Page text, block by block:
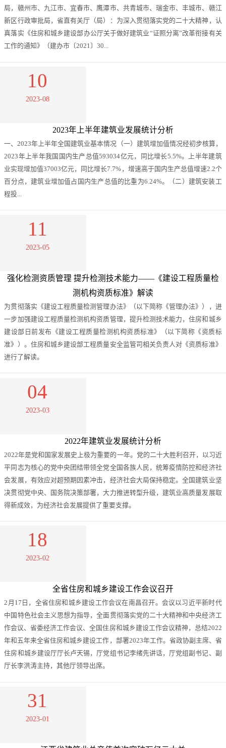
局，赣州市、九江市、宜春市、鹰潭市、共青城市、瑞金市、丰城市、赣江
新区行政审批局，省直有关厅（局）：为深入贯彻落实党的二十大精神，认
真落实《住房和城乡建设部办公厅关于做好建筑业“证照分离”改革衔接有关
工作的通知》（建办市〔2021〕30...
10
2023-08
2023年上半年建筑业发展统计分析
一、2023年上半年全国建筑业基本情况（一）建筑增加值情况经初步核算，
2023年上半年我国国内生产总值593034亿元，同比增长5.5%。上半年建筑
业实现增加值37003亿元，同比增长7.7%，增速高于国内生产总值增速2.2个
百分点，建筑业增加值占国内生产总值的比重为6.24%。（二）建筑安装工
程投...
11
2023-05
强化检测资质管理 提升检测技术能力——《建设工程质量检
测机构资质标准》解读
为贯彻落实《建设工程质量检测管理办法》（以下简称《管理办法》），进
一步加强建设工程质量检测机构资质管理，提升检测技术能力，住房和城乡
建设部日前发布《建设工程质量检测机构资质标准》（以下简称《资质标
准》）。住房和城乡建设部工程质量安全监管司相关负责人对《资质标准》
进行了解读。
04
2023-03
2022年建筑业发展统计分析
2022年是党和国家发展史上极为重要的一年。党的二十大胜利召开，以习近
平同志为核心的党中央团结带领全党全国各族人民，统筹疫情防控和经济社
会发展，有效应对超预期因素冲击，经济社会大局保持稳定。全国建筑业坚
决贯彻党中央、国务院决策部署，大力推进转型升级，建筑业高质量发展取
得新成效，为经济社会发展提供了重要支撑。
18
2023-02
全省住房和城乡建设工作会议召开
2月17日，全省住房和城乡建设工作会议在南昌召开。会议以习近平新时代
中国特色社会主义思想为指导，全面贯彻落实党的二十大精神和中央经济工
作会议、省委经济工作会议、全国住房和城乡建设工作会议精神，总结2022
年和五年来全省住房和城乡建设工作，部署2023年工作。省政协副主席、省
住房和城乡建设厅厅长卢天锡，厅党组书记李绪先讲话，厅党组副书记、副
厅长李洪涛主持，其他厅领导出席。
31
2023-01